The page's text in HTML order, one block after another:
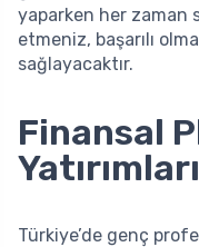
yaparken her zaman
etmeniz, başarılı
sağlayacaktır.
Finansal
Türkiye’de genç